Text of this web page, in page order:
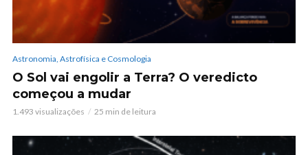
Astronomia, Astrofísica e Cosmologia
O Sol vai engolir a Terra? O veredicto
começou a mudar
1.493 visualizações 25 min de leitura